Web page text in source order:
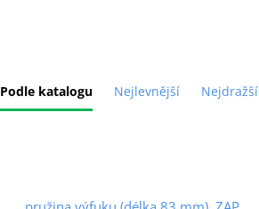
Podle katalogu Nejlevnější Nejdražší